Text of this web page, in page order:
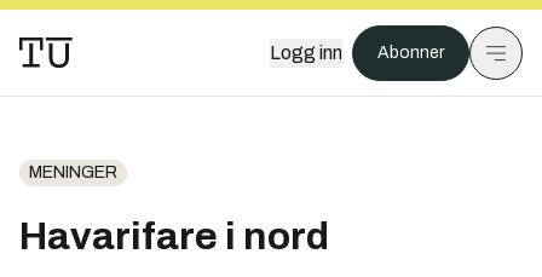
Logg inn Abonner
MENINGER
Havarifare i nord